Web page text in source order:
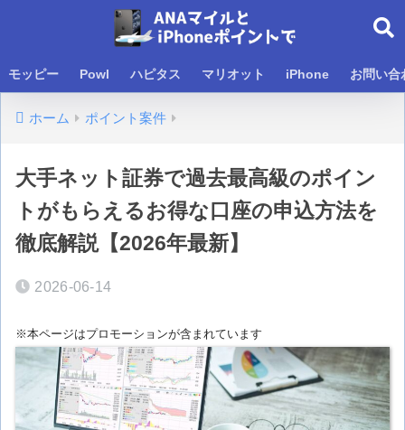
モッピー Powl ハピタス マリオット iPhone お問い合
ホーム ポイント案件
大手ネット証券で過去最高級のポイン
トがもらえるお得な口座の申込方法を
徹底解説【2026年最新】
2026-06-14
※本ページはプロモーションが含まれています